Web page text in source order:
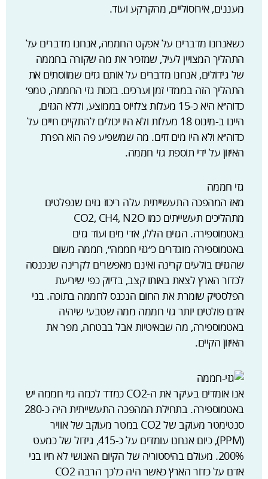
מעננים, אירוסוליים, מהקרקע ועוד.
כשאנחנו מדברים על אפקט החממה, אנחנו מדברים על
התהליך המצויין לעיל, שמזכיר את מה שקורה בחממה
של גידולים, אנחנו מדברים על אותם גזים שמווסתים את
התהליך הזה בממדי זמן וערכים. בזכות גזי החממה, טמפ׳
כדוה׳׳א היא כ-15 מעלות צלזיוס בממוצע, וללא הגזים,
היינו ב-מינוס 18 מעלות ולא היו יכולים להתקיים חיים על
כדוה׳׳א ולא היו מים זזים. מה שמשפיע פה הוא הפרת
האיזון על ידי תוספת גזי חממה.
גזי חממה
מאז המהפכה התעשייתית עלה ריכוז גזים שנפלטים
מתהליכים תעשייתים כמו CO2, CH4, N2O
באטמוספירה. הגזים הללו, אדי מים ועוד גזים
באטמוספירה מוגדרים כ״גזי חממה״, חממה משום
שהגזים בולעים קרינה ואינם מאפשרים לקרינה שנכנסה
לכדור הארץ לצאת באותו קצב, בדיוק כפי שיריעת
הפלסטיק שומרת את החום הנכנס לחממה בתוכה. בני
אדם פולטים יותר גזי חממה ממה שטבעי שיהיה
באטמוספירה, מה שבאיטיות אבל בבטחה, מפר את
האיזון הקיים.
אנו אומדים בעיקר את ה-CO2 כמדד לכמה גזי חממה יש
באטמוספירה. בתחילת המהפכה התעשייתית היה כ-280
סנטימטר מעוקב של CO2 במטר מעוקב של אוויר
(PPM), כיום אנחנו עומדים על כ-415, גידול של כמעט
200%. מעולם בהיסטוריה של הקיום האנושי לא חיו בני
אדם על כדור הארץ כאשר היה כלכך הרבה CO2